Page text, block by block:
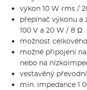
výkon 10 W rms /
přepínač výkonu a
100 V a 20 W / 8 Ω
možnost
možné připojení
nebo na
vestavěný
min. impedance 1